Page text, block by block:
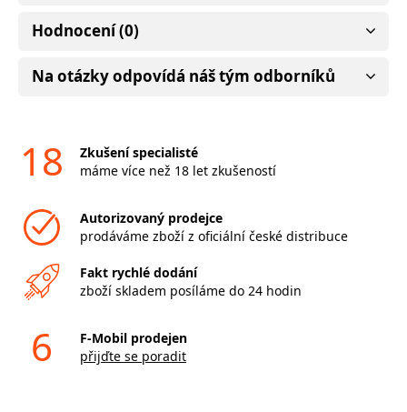
Hodnocení (0)
Na otázky odpovídá náš tým odborníků
18
Zkušení specialisté
máme více než 18 let zkušeností
Autorizovaný prodejce
prodáváme zboží z oficiální české distribuce
Fakt rychlé dodání
zboží skladem posíláme do 24 hodin
6
F-Mobil prodejen
přijďte se poradit